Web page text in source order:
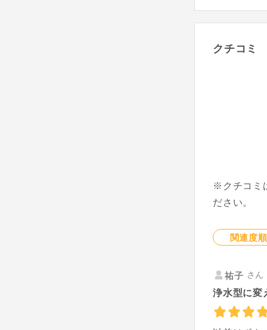
クチコミ
※クチコミ
ださい。
関連度順
祐子 さ
浄水型に変